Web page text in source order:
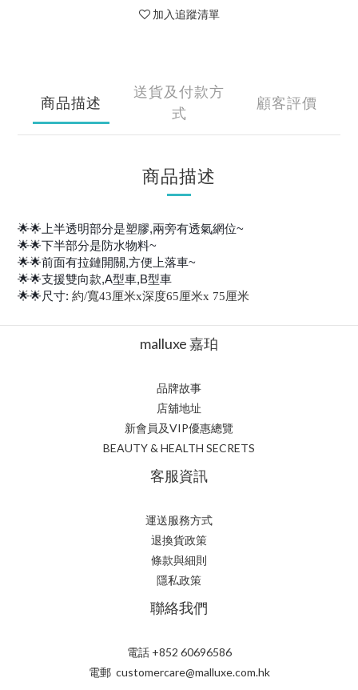
加入追蹤清單
商品描述
送貨及付款方
式
顧客評價
商品描述
🌟🌟上半透明部分是塑膠,兩旁有透氣網位~
🌟🌟下半部分是防水物料~
🌟🌟前面有拉鏈開關,方便上落車~
🌟🌟支援雙向款,A型車,B型車
🌟🌟尺寸: 約/寬43厘米x深度65厘米x 75厘米
malluxe 嘉珀
品牌故事
店舖地址
新會員及VIP優惠總覽
BEAUTY & HEALTH SECRETS
客服資訊
運送服務方式
退換貨政策
條款與細則
隱私政策
聯絡我們
電話 +852 60696586
電郵 customercare@malluxe.com.hk